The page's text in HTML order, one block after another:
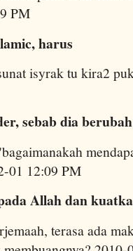
PM
harus
isyrak tu kira2
sebab dia
01 12:09 PM
Allah dan
terasa ada